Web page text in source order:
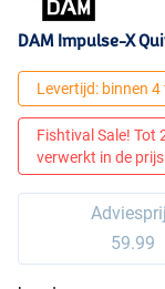
DAM Impulse-X
Levertijd: binnen
Fishtival Sale! Tot
verwerkt in de
59.99